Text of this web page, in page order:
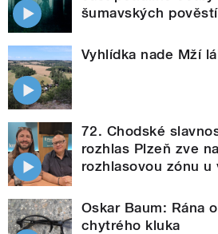
šumavských pověstí
Vyhlídka nade Mží
72. Chodské
rozhlas Plzeň zve
rozhlasovou zónu u
Oskar Baum: Rána
chytrého kluka